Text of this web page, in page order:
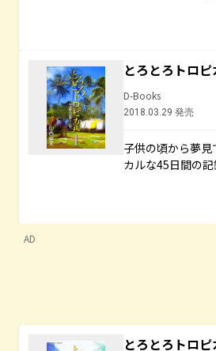
とろとろトロ
D-Books
2018.03.29 発売
子供の頃から夢
カルな45日間の記
AD
とろとろトロ